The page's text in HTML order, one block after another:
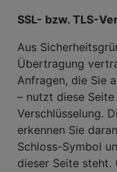
SSL- bzw. TLS-
Aus
Übertragung
Anfragen, die Sie
– nutzt diese
Verschlüsselung.
erkennen Sie
Schloss-Symbol
dieser Seite steht.